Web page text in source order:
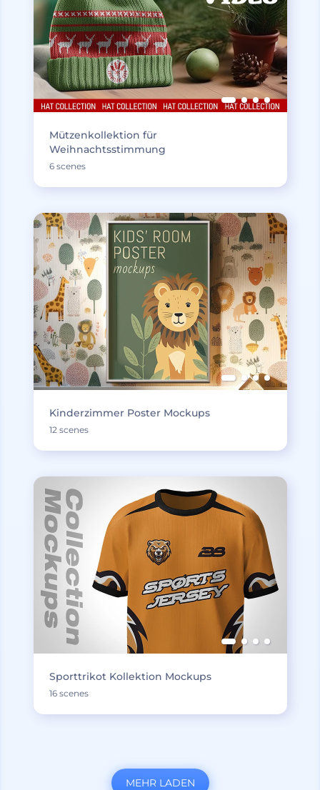
Mützenkollektion für
Weihnachtsstimmung
6 scenes
Kinderzimmer Poster Mockups
12 scenes
Sporttrikot Kollektion Mockups
16 scenes
MEHR LADEN